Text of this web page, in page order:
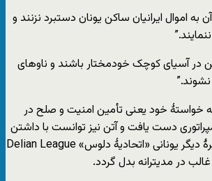
اموال ایرانیان ساکن یونان دستبرد نزنند و
در آسیای کوچک خودمختار باشند و ناوهای
نشوند.”
به خواستۀ خود یعنی تأمین امنیت و صلح در
دست یافت و آتن نیز توانست با داشتن
بیش از ۱۵۰ شهر و جزیرۀ دیگر یونانی «اتحادیۀ دلوس» Delian League
در مدیترانه بدل گردد.